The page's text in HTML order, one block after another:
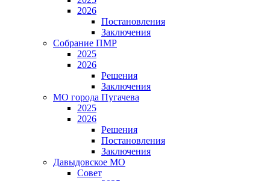
2026
Постановления
Заключения
Собрание ПМР
2025
2026
Решения
Заключения
МО города Пугачева
2025
2026
Решения
Постановления
Заключения
Давыдовское МО
Совет